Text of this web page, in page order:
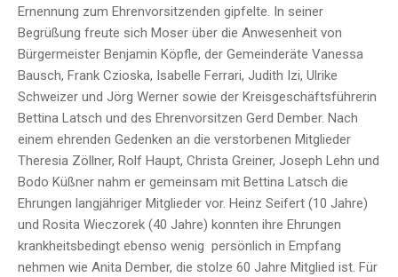
Ernennung zum Ehrenvorsitzenden gipfelte. In seiner
Begrüßung freute sich Moser über die Anwesenheit von
Bürgermeister Benjamin Köpfle, der Gemeinderäte Vanessa
Bausch, Frank Czioska, Isabelle Ferrari, Judith Izi, Ulrike
Schweizer und Jörg Werner sowie der Kreisgeschäftsführerin
Bettina Latsch und des Ehrenvorsitzen Gerd Dember. Nach
einem ehrenden Gedenken an die verstorbenen Mitglieder
Theresia Zöllner, Rolf Haupt, Christa Greiner, Joseph Lehn und
Bodo Küßner nahm er gemeinsam mit Bettina Latsch die
Ehrungen langjähriger Mitglieder vor. Heinz Seifert (10 Jahre)
und Rosita Wieczorek (40 Jahre) konnten ihre Ehrungen
krankheitsbedingt ebenso wenig persönlich in Empfang
nehmen wie Anita Dember, die stolze 60 Jahre Mitglied ist. Für